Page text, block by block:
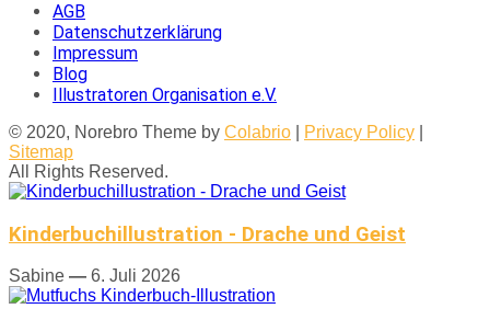
AGB
Datenschutzerklärung
Impressum
Blog
Illustratoren Organisation e.V.
© 2020, Norebro Theme by Colabrio Privacy Policy
Sitemap
All Rights Reserved.
Kinderbuchillustration - Drache und Geist
Sabine — 6. Juli 2026